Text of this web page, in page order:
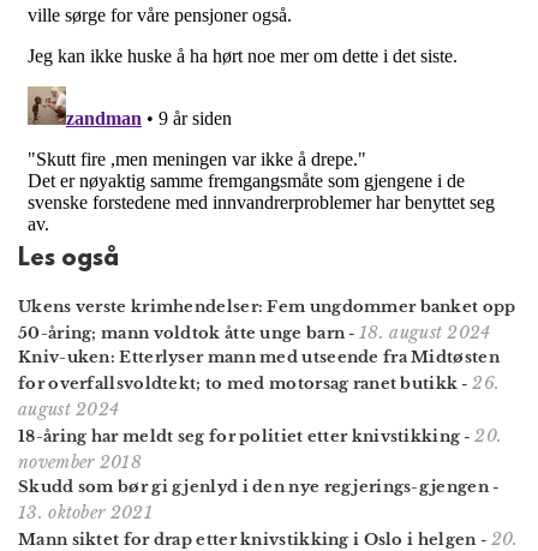
Les også
Ukens verste krimhendelser: Fem ungdommer banket opp
50-åring; mann voldtok åtte unge barn-18. august 2024
Kniv-uken: Etterlyser mann med utseende fra Midtøsten
for overfallsvoldtekt; to med motorsag ranet butikk -26.
august 2024
18-åring har meldt seg for politiet etter knivstikking -20.
november 2018
Skudd som bør gi gjenlyd i den nye regjerings-gjengen-
13. oktober 2021
Mann siktet for drap etter knivstikking i Oslo i helgen- 20.